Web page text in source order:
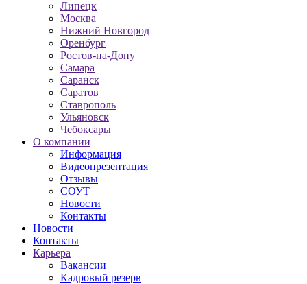
Липецк
Москва
Нижний Новгород
Оренбург
Ростов-на-Дону
Самара
Саранск
Саратов
Ставрополь
Ульяновск
Чебоксары
О компании
Информация
Видеопрезентация
Отзывы
СОУТ
Новости
Контакты
Новости
Контакты
Карьера
Вакансии
Кадровый резерв